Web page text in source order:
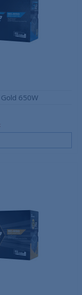
Gold 650W